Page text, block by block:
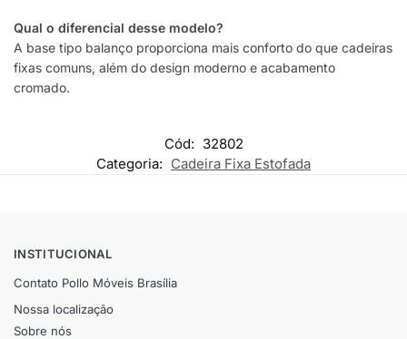
Qual o diferencial desse modelo?
A base tipo balanço proporciona mais conforto do que cadeiras
fixas comuns, além do design moderno e acabamento
cromado.
Cód: 32802
Categoria: Cadeira Fixa Estofada
INSTITUCIONAL
Contato Pollo Móveis Brasília
Nossa localização
Sobre nós